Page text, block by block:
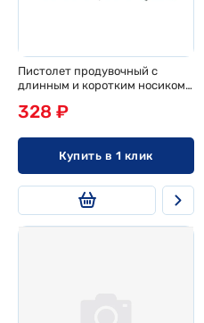
Пистолет продувочный с
длинным и коротким носиком
Pegas pneumatic
328 ₽
Купить в 1 клик